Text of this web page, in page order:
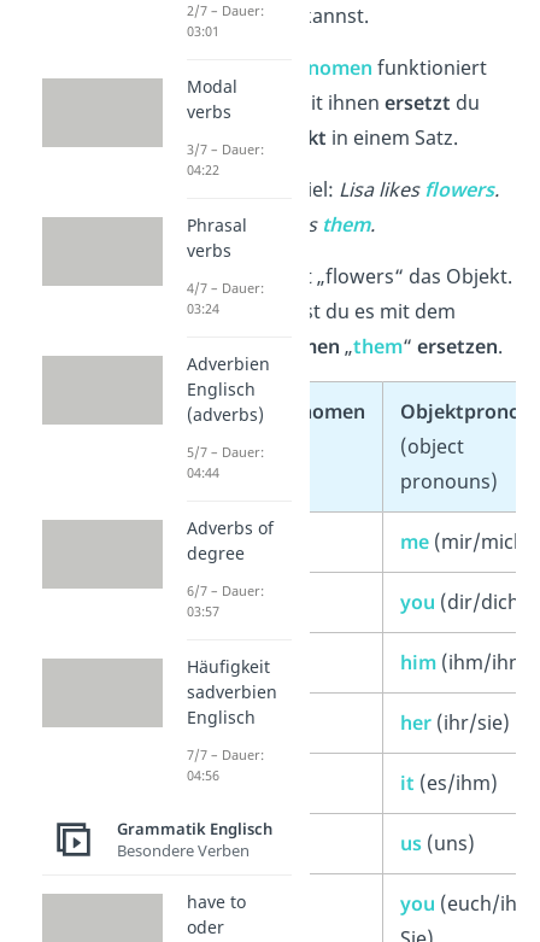
austauschen
kannst.
Objektpronomen funktioniert
das ähnlich: Mit ihnen ersetzt du
aber das
Objekt in einem Satz.
Zum Beispiel: Lisa likesflowers.
→ Lisa likes them.
In dem Satz ist „flowers“ das Objekt.
Deshalb kannst du es mit dem
Objektpronomen „them“ ersetzen.
Subjektpronomen
(subject
pronouns)
(object
pronouns)
I (ich) me(mir/mich)
you (du) you (dir/dich)
he (er) him(ihm/ihn)
she (sie) her(ihr/sie)
it (es) it (es/ihm)
we (wir) us(uns)
you (ihr) you (euch/
2/7 – Dauer:
03:01
Modal
verbs
3/7 – Dauer:
04:22
Phrasal
verbs
4/7 – Dauer:
03:24
Adverbien
Englisch
(adverbs)
5/7 – Dauer:
04:44
Adverbs of
degree
6/7 – Dauer:
03:57
Häufigkeit
sadverbien
Englisch
7/7 – Dauer:
04:56
Grammatik Englisch
Besondere Verben
have to
oder